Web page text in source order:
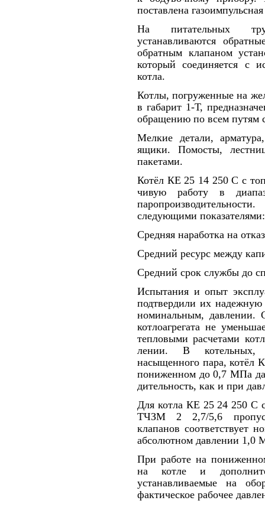
поставлена
На питательных
устанавливаются
обратным клапаном
который соединяется с
котла.
Котлы, погруженные на
в габарит 1-Т,
обращению по всем путям
Мелкие детали,
ящики. Помосты,
пакетами.
Котёл КЕ 25 14 250 С с
чивую работу в
следую­щими показателями:
Средняя
Средний ресурс между
Средний срок
Испытания и опыт
подтверди­ли их
номинальным, давлении.
котлоагрегата не
тепловыми расчетами
лении. В котельных,
насыщенного пара, котёл
пониженном до 0,7 МПа
дительность, как и при
Для котла КЕ 25 24 250 С
ТЧЗМ 2 2,7/5,6
клапанов со­ответствует
абсолютном давлении 1,0
При работе на
на котле и
устанавливаемые на
фактическое рабочее